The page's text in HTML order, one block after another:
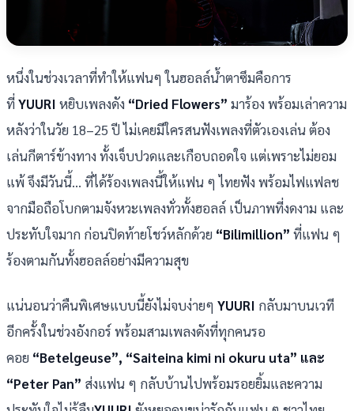
หนึ่งในช่วงเวลาที่ทำให้แฟนๆ ในฮอลล์น้ำตาซึมคือการ
ที่YUURI หยิบเพลงดัง “Dried Flowers” มาร้อง พร้อมเล่าความ
หลังว่าในวัย 18–25 ปี ไม่เคยมีใครสนฟังเพลงที่ตัวเองเล่น ต้อง
เล่นกีตาร์ข้างทาง ทั้งเจ็บปวดและเกือบถอดใจ แต่เพราะไม่ยอม
แพ้ จึงมีวันนี้... ที่ได้ร้องเพลงนี้ให้แฟน ๆ ไทยฟัง พร้อมไฟแฟลช
จากมือถือโบกตามจังหวะเพลงทั่วทั้งฮอลล์ เป็นภาพที่งดงาม และ
ประทับใจมาก ก่อนปิดท้ายโชว์หลักด้วย “Bilimillion” ที่แฟน ๆ
ร้องตามกันทั้งฮอลล์อย่างมีความสุข
แน่นอนว่าคืนพิเศษแบบนี้ยังไม่จบง่ายๆ YUURI กลับมาบนเวที
อีกครั้งในช่วงอังกอร์ พร้อมสามเพลงดังที่ทุกคนรอ
คอย “Betelgeuse”, “Saiteina kimi ni okuru uta” และ
“Peter Pan” ส่งแฟน ๆ กลับบ้านไปพร้อมรอยยิ้มและความ